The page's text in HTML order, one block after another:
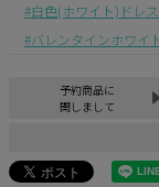
白色(ホワイト)ドレス
バレンタインホワイ
予約商品に
関しまして